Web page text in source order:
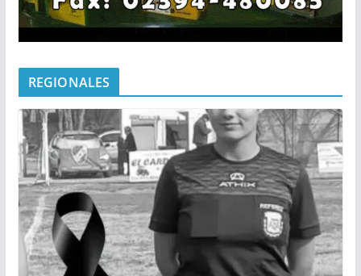
REGIONALES